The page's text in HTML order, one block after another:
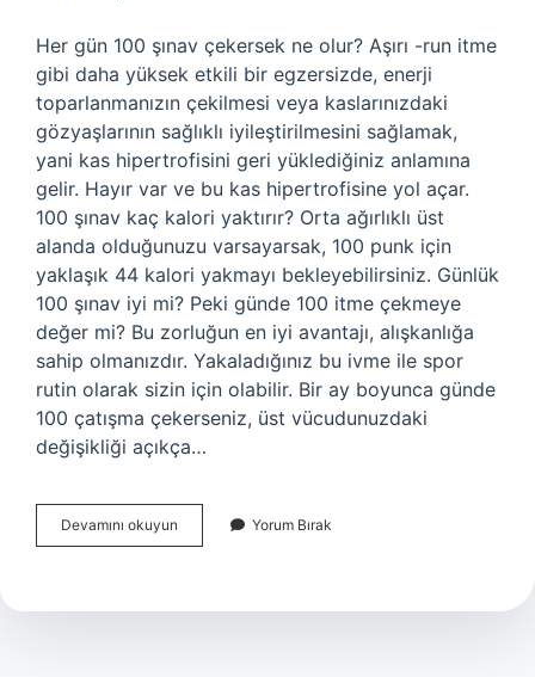
Her gün 100 şınav çekersek ne olur? Aşırı -run itme
gibi daha yüksek etkili bir egzersizde, enerji
toparlanmanızın çekilmesi veya kaslarınızdaki
gözyaşlarının sağlıklı iyileştirilmesini sağlamak,
yani kas hipertrofisini geri yüklediğiniz anlamına
gelir. Hayır var ve bu kas hipertrofisine yol açar.
100 şınav kaç kalori yaktırır? Orta ağırlıklı üst
alanda olduğunuzu varsayarsak, 100 punk için
yaklaşık 44 kalori yakmayı bekleyebilirsiniz. Günlük
100 şınav iyi mi? Peki günde 100 itme çekmeye
değer mi? Bu zorluğun en iyi avantajı, alışkanlığa
sahip olmanızdır. Yakaladığınız bu ivme ile spor
rutin olarak sizin için olabilir. Bir ay boyunca günde
100 çatışma çekerseniz, üst vücudunuzdaki
değişikliği açıkça…
Devamını okuyun
Şınav
Olur
Yorum Bırak